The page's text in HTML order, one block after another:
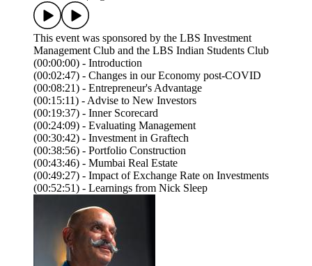
This event was sponsored by the LBS Investment
Management Club and the LBS Indian Students Club
(00:00:00) - Introduction
(00:02:47) - Changes in our Economy post-COVID
(00:08:21) - Entrepreneur's Advantage
(00:15:11) - Advise to New Investors
(00:19:37) - Inner Scorecard
(00:24:09) - Evaluating Management
(00:30:42) - Investment in Graftech
(00:38:56) - Portfolio Construction
(00:43:46) - Mumbai Real Estate
(00:49:27) - Impact of Exchange Rate on Investments
(00:52:51) - Learnings from Nick Sleep